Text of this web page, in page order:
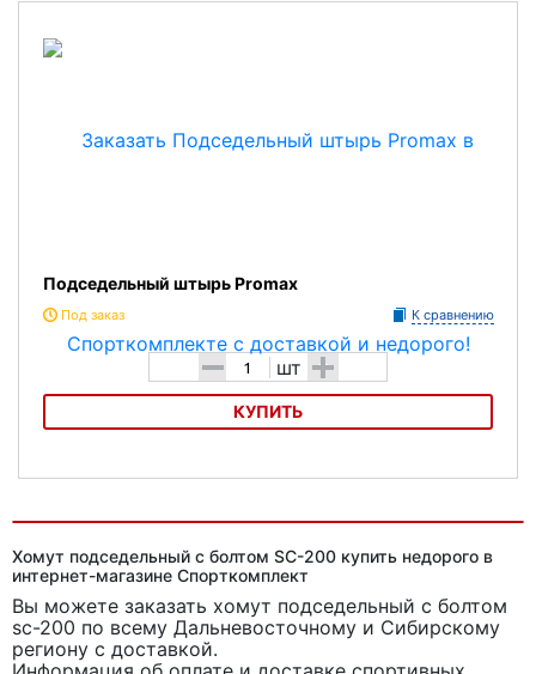
Характеристика:
Подседельный штырь Promax
Под заказ К сравнению
- шт +
КУПИТЬ
Хомут подседельный с болтом SC-200 купить недорого в
интернет-магазине Спорткомплект
Вы можете заказать хомут подседельный с болтом
sc-200 по всему Дальневосточному и Сибирскому
региону с доставкой.